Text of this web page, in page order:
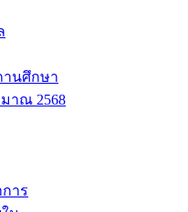
านศึกษา
าณ 2568
าร